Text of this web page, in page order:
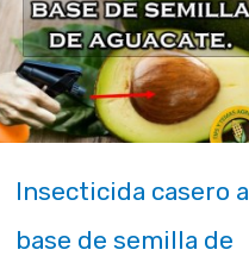
Insecticida casero a
base de semilla de